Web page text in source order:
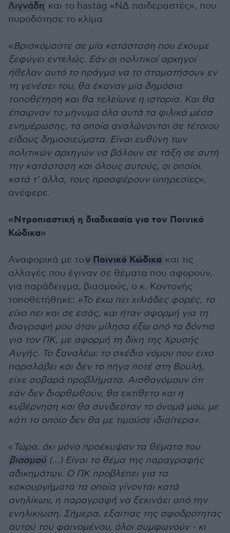
Λιγνάδη και το hastag «ΝΔ παιδεραστές», που
πυροδότησε το κλίμα.
«Βρισκόμαστε σε μία κατάσταση που έχουμε
ξεφύγει εντελώς. Εάν οι πολιτικοί αρχηγοί
ήθελαν αυτό το πράγμα να το σταματήσουν εν
τη γενέσει του, θα έκαναν μία δημόσια
τοποθέτηση και θα τελείωνε η ιστορία. Και θα
έπαιρναν το μήνυμα όλα αυτά τα φιλικά μέσα
ενημέρωσης, τα οποία αναλώνονται σε τέτοιου
είδους δημοσιεύματα. Είναι ευθύνη των
πολιτικών αρχηγών να βάλουν σε τάξη σε αυτή
την κατάσταση και όλους αυτούς, οι οποίοι,
κατά τ' άλλα, τους προσφέρουν υπηρεσίες»,
ανέφερε.
«Ντροπιαστική η διαδικασία για τον Ποινικό
Κώδικα»
Αναφορικά με τον Ποινικό Κώδικα και τις
αλλαγές που έγιναν σε θέματα που αφορούν,
για παράδειγμα, βιασμούς, ο κ. Κοντονής
τοποθετήθηκε: «Το έχω πει χιλιάδες φορές, το
είχα πει και σε εσάς, και ήταν αφορμή για τη
διαγραφή μου όταν μίλησα έξω από τα δόντια
για τον ΠΚ, με αφορμή τη δίκη της Χρυσής
Αυγής. Το ξαναλέω: το σχέδιο νόμου που είχα
παραλάβει και δεν το πήγα ποτέ στη Βουλή,
είχε σοβαρά προβλήματα. Αισθανόμουν ότι
εάν δεν διορθωθούν, θα εκτίθετο και η
κυβέρνηση και θα συνδεόταν το όνομά μου, με
κάτι το οποίο δεν θα με τιμούσε ιδιαίτερα».
« Τώρα, όχι μόνο προέκυψαν τα θέματα του
βιασμού (...) Είναι το θέμα της παραγραφής
αδικημάτων. Ο ΠΚ προβλέπει για τα
κακουργήματα τα οποία γίνονται κατά
ανηλίκων, η παραγραφή να ξεκινάει από την
ενηλικίωση. Σήμερα, εξαιτίας της σφοδρότητας
αυτού του φαινομένου, όλοι συμφωνούν - κι